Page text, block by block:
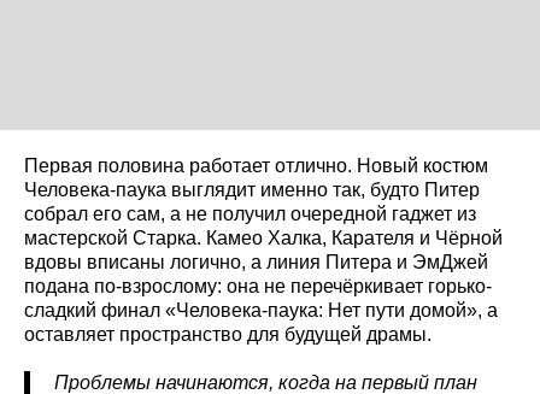
Первая половина работает отлично. Новый костюм
Человека-паука выглядит именно так, будто Питер
собрал его сам, а не получил очередной гаджет из
мастерской Старка. Камео Халка, Карателя и Чёрной
вдовы вписаны логично, а линия Питера и ЭмДжей
подана по-взрослому: она не перечёркивает горько-
сладкий финал «Человека-паука: Нет пути домой», а
оставляет пространство для будущей драмы.
Проблемы начинаются, когда на первый план